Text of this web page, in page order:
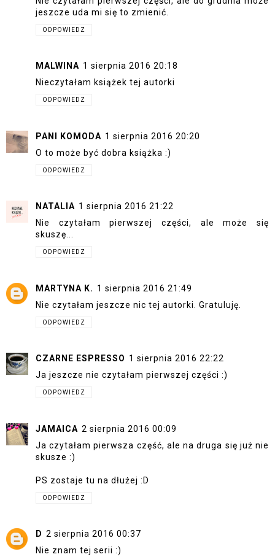
jeszcze uda mi się to zmienić.
ODPOWIEDZ
MALWINA 1 sierpnia 2016 20:18
Nieczytałam książek tej autorki
ODPOWIEDZ
PANI KOMODA 1 sierpnia 2016 20:20
O to może być dobra książka :)
ODPOWIEDZ
NATALIA 1 sierpnia 2016 21:22
Nie czytałam pierwszej części, ale może się
skuszę...
ODPOWIEDZ
MARTYNA K. 1 sierpnia 2016 21:49
Nie czytałam jeszcze nic tej autorki. Gratuluję.
ODPOWIEDZ
CZARNE ESPRESSO 1 sierpnia 2016 22:22
Ja jeszcze nie czytałam pierwszej części :)
ODPOWIEDZ
JAMAICA 2 sierpnia 2016 00:09
Ja czytałam pierwsza część, ale na druga się już nie
skusze :)
PS zostaje tu na dłużej :D
ODPOWIEDZ
D 2 sierpnia 2016 00:37
Nie znam tej serii :)